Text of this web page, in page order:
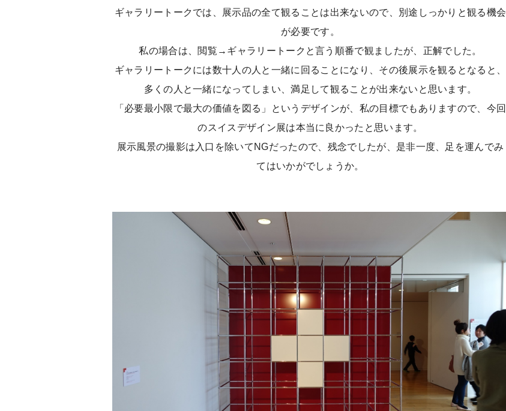
ギャラリートークでは、展示品の全て観ることは出来ないので、別途しっかりと観る機会
が必要です。
私の場合は、閲覧→ギャラリートークと言う順番で観ましたが、正解でした。
ギャラリートークには数十人の人と一緒に回ることになり、その後展示を観るとなると、
多くの人と一緒になってしまい、満足して観ることが出来ないと思います。
「必要最小限で最大の価値を図る」というデザインが、私の目標でもありますので、今回
のスイスデザイン展は本当に良かったと思います。
展示風景の撮影は入口を除いてNGだったので、残念でしたが、是非一度、足を運んでみ
てはいかがでしょうか。